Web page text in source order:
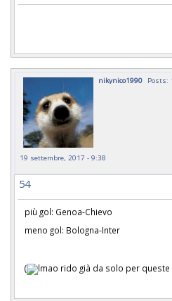
nikynico1990 Posts:
19 settembre, 2017 - 9:38
54
più gol: Genoa-Chievo
meno gol: Bologna-Inter
( rido già da solo per